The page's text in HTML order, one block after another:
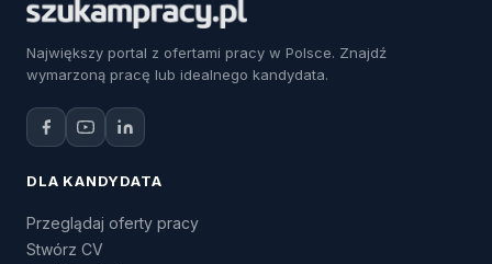
Największy portal z ofertami pracy w Polsce. Znajdź
wymarzoną pracę lub idealnego kandydata.
DLA KANDYDATA
Przeglądaj oferty pracy
Stwórz CV